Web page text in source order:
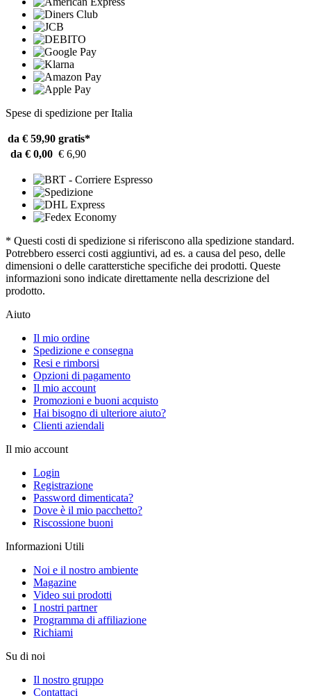
Spese di spedizione per Italia
da € 59,90 gratis*
da € 0,00 € 6,90
* Questi costi di spedizione si riferiscono alla spedizione standard.
Potrebbero esserci costi aggiuntivi, ad es. a causa del peso, delle
dimensioni o delle caratterstiche specifiche dei prodotti. Queste
informazioni sono indicate direttamente nella descrizione del
prodotto.
Aiuto
Il mio ordine
Spedizione e consegna
Resi e rimborsi
Opzioni di pagamento
Il mio account
Promozioni e buoni acquisto
Hai bisogno di ulteriore aiuto?
Clienti aziendali
Il mio account
Login
Registrazione
Password dimenticata?
Dove è il mio pacchetto?
Riscossione buoni
Informazioni Utili
Noi e il nostro ambiente
Magazine
Video sui prodotti
I nostri partner
Programma di affiliazione
Richiami
Su di noi
Il nostro gruppo
Contattaci